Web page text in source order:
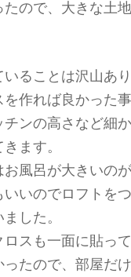
ので、大きな土
ることは沢山あり
作れば良かった事
チンの高さなど細
ます。
風呂が大きいの
いいのでロフトを
した。
スも一面に貼って
たので、部屋だ